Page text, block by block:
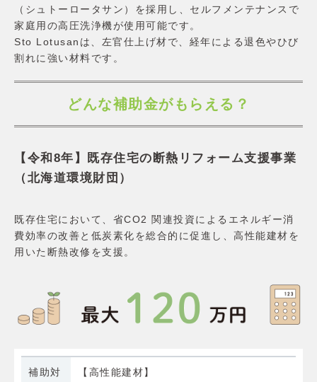
（シュトーロータサン）を採用し、セルフメンテナンスで
家庭用の高圧洗浄機が使用可能です。
Sto Lotusanは、左官仕上げ材で、経年による退色やひび
割れに強い材料です。
どんな補助金がもらえる？
【令和8年】既存住宅の断熱リフォーム支援事業
（北海道環境財団）
既存住宅において、省CO2 関連投資によるエネルギー消
費効率の改善と低炭素化を総合的に促進し、高性能建材を
用いた断熱改修を支援。
補助対
【高性能建材】